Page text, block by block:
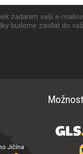
zadaním vaší e-
budeme zasílat do
Jičína